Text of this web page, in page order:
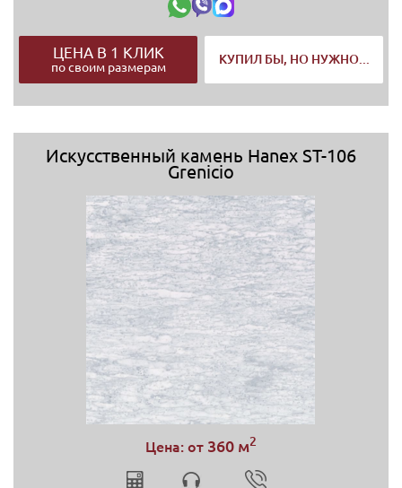
ЦЕНА В 1 КЛИК
по своим размерам
КУПИЛ БЫ, НО НУЖНО...
Искусственный камень Hanex ST-106
Grenicio
Цена: от 360 м2